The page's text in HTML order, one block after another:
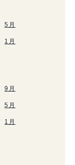
5月
1月
9月
5月
1月